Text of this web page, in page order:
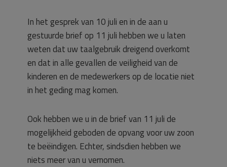
In het gesprek van 10 juli en in de aan u
gestuurde brief op 11 juli hebben we u laten
weten dat uw taalgebruik dreigend overkomt
en dat in alle gevallen de veiligheid van de
kinderen en de medewerkers op de locatie niet
in het geding mag komen.
Ook hebben we u in de brief van 11 juli de
mogelijkheid geboden de opvang voor uw zoon
te beëindigen. Echter, sindsdien hebben we
niets meer van u vernomen.